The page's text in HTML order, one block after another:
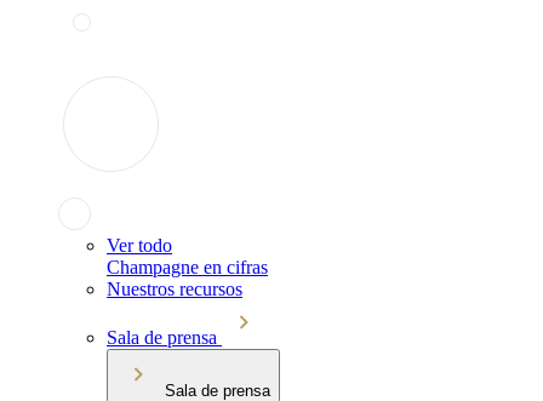
Ver todo
Champagne en cifras
Nuestros recursos
Sala de prensa
Sala de prensa